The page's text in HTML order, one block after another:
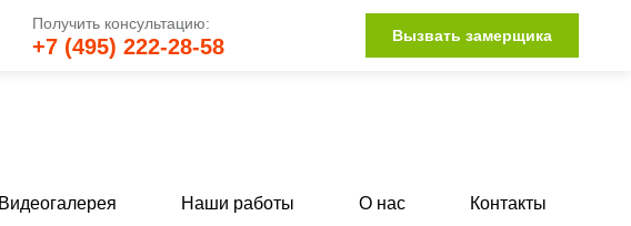
Получить консультацию:
+7 (495) 222-28-58 Вызвать замерщика
Видеогалерея Наши работы О нас Контакты